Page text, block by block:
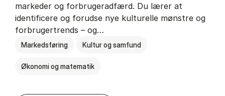
markeder og forbrugeradfærd. Du lærer at
identificere og forudse nye kulturelle mønstre og
forbrugertrends – og…
Markedsføring Kultur og samfund
Økonomi og matematik